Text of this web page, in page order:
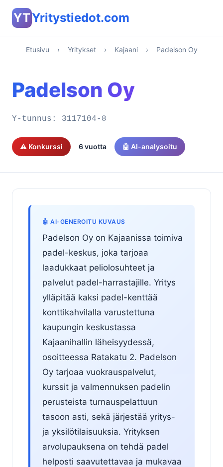
YTYritystiedot.com
Etusivu › Yritykset › Kajaani › Padelson Oy
Padelson Oy
Y-tunnus: 3117104-8
⚠️ Konkurssi 6 vuotta 🤖 AI-analysoitu
🤖 AI-GENEROITU KUVAUS
Padelson Oy on Kajaanissa toimiva
padel-keskus, joka tarjoaa
laadukkaat peliolosuhteet ja
palvelut padel-harrastajille. Yritys
ylläpitää kaksi padel-kenttää
konttikahvilalla varustettuna
kaupungin keskustassa
Kajaanihallin läheisyydessä,
osoitteessa Ratakatu 2. Padelson
Oy tarjoaa vuokrauspalvelut,
kurssit ja valmennuksen padelin
perusteista turnauspelattuun
tasoon asti, sekä järjestää yritys-
ja yksilötilaisuuksia. Yrityksen
arvolupauksena on tehdä padel
helposti saavutettavaa ja mukavaa